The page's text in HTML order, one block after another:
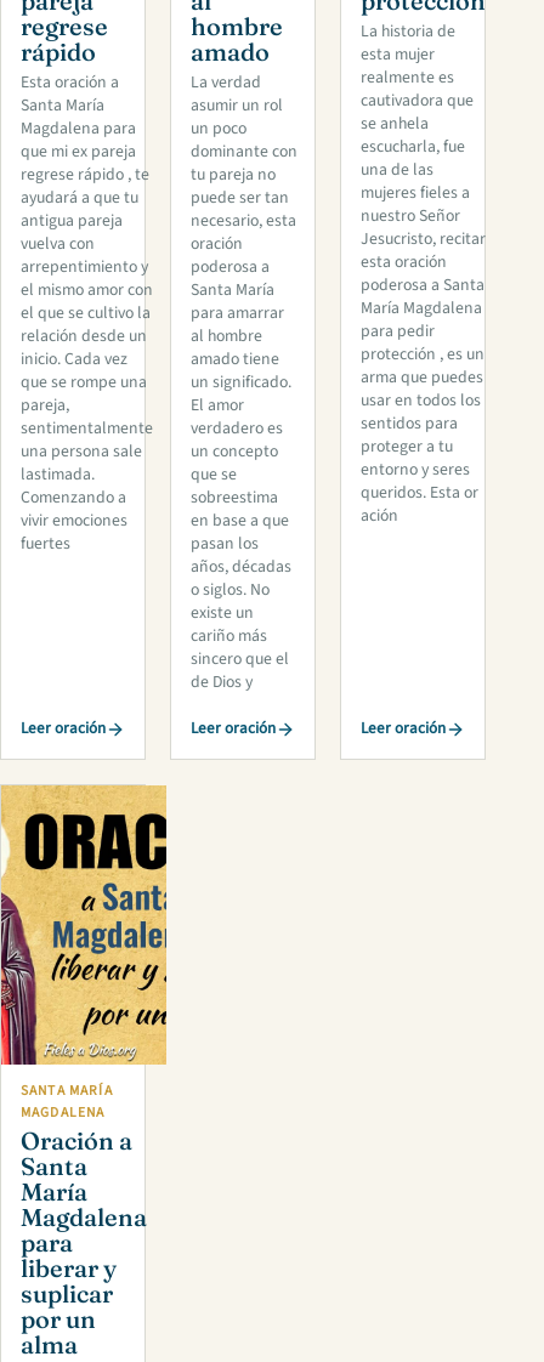
regrese
rápido
Esta oración a
Santa María
Magdalena para
que mi ex pareja
regrese rápido , te
ayudará a que tu
antigua pareja
vuelva con
arrepentimiento y
el mismo amor con
el que se cultivo la
relación desde un
inicio. Cada vez
que se rompe una
pareja,
sentimentalmente
una persona sale
lastimada.
Comenzando a
vivir emociones
fuertes
Leer oración
hombre
amado
La verdad
asumir un rol
un poco
dominante con
tu pareja no
puede ser tan
necesario, esta
oración
poderosa a
Santa María
para amarrar
al hombre
amado tiene
un significado.
El amor
verdadero es
un concepto
que se
sobreestima
en base a que
pasan los
años, décadas
o siglos. No
existe un
cariño más
sincero que el
de Dios y
Leer oración
La historia de
esta mujer
realmente es
cautivadora que
se anhela
escucharla, fue
una de las
mujeres fieles a
nuestro Señor
Jesucristo, recitar
esta oración
poderosa a Santa
María Magdalena
para pedir
protección , es un
arma que puedes
usar en todos los
sentidos para
proteger a tu
entorno y seres
queridos. Esta or
ación
Leer oración
SANTA MARÍA
MAGDALENA
Oración a
Santa
María
Magdalena
para
liberar y
suplicar
por un
alma